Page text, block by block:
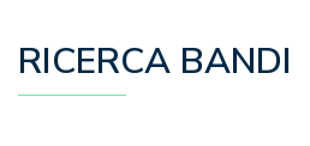
RICERCA BANDI